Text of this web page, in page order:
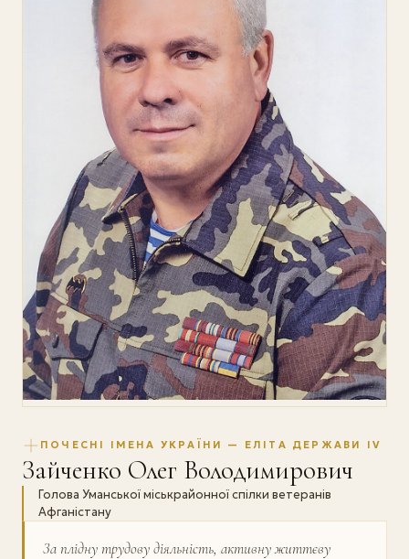
ПОЧЕСНІ ІМЕНА УКРАЇНИ — ЕЛІТА ДЕРЖАВИ IV
Зайченко Олег Володимирович
Голова Уманської міськрайонної спілки ветеранів
Афганістану
За плідну трудову діяльність, активну життєву